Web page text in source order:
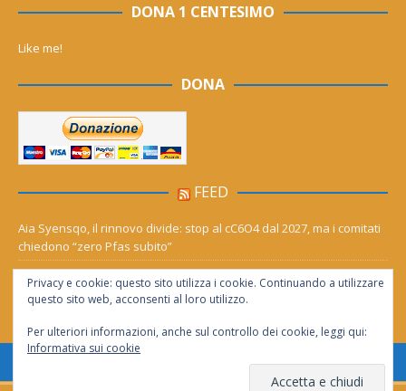
DONA 1 CENTESIMO
Like me!
DONA
FEED
Aia Syensqo, il rinnovo divide: stop al cC6O4 dal 2027, ma i comitati
chiedono “zero Pfas subito”
Derthona ripescato in serie D: Grigi, Valenzana e Leoncelli ne
girone A
Privacy e cookie: questo sito utilizza i cookie. Continuando a utilizzare
questo sito web, acconsenti al loro utilizzo.
Per ulteriori informazioni, anche sul controllo dei cookie, leggi qui:
Informativa sui cookie